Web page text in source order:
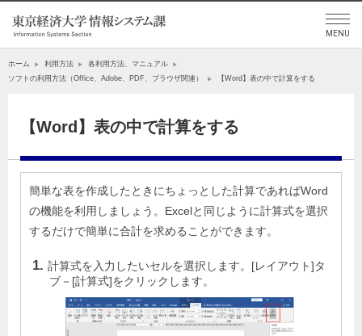
ホーム 利用方法
各利用方法、マニュアル
ソフトの利用方法（Office、Adobe、PDF、ブラウザ関連）
【Word】表の中で計算をする
【Word】表の中で計算をする
簡単な表を作成したときにちょっとした計算であればWord
の機能を利用しましょう。Excelと同じように計算式を選択
するだけで簡単に合計を求めることができます。
計算式を入力したいセルを選択します。[レイアウト]タ
ブ－[計算式]をクリックします。